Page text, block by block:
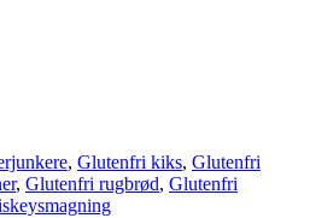
, Glutenfri kiks, Glutenfri
, Glutenfri rugbrød, Glutenfri